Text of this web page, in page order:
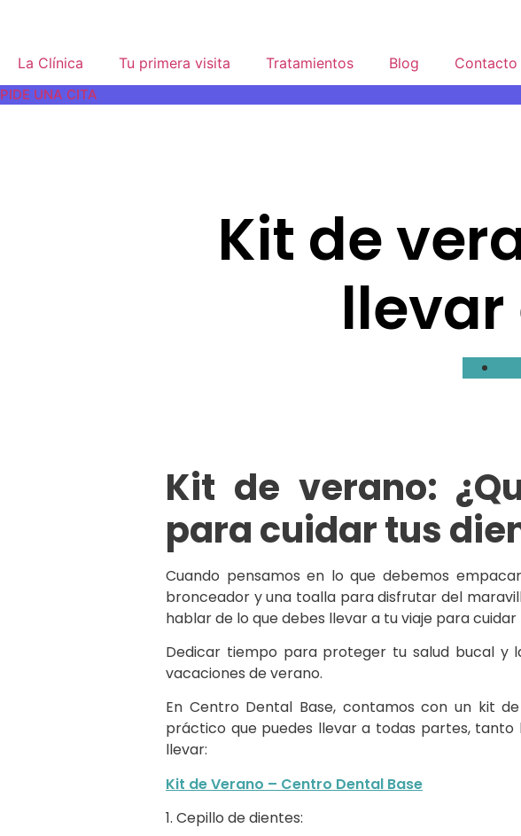
La Clínica Tu primera visita Tratamientos Blog Contacto
PIDE UNA CITA
Kit de
llevar
Kit de verano:
para cuidar tus
Cuando pensamos en lo que debemos
bronceador y una toalla para disfrutar del
hablar de lo que debes llevar a tu viaje para cuidar
Dedicar tiempo para proteger tu salud bucal y
vacaciones de verano.
En Centro Dental Base, contamos con un kit
práctico que puedes llevar a todas partes, tanto
llevar:
Kit de Verano – Centro Dental Base
1. Cepillo de dientes: